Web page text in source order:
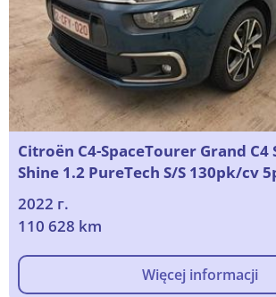
Citroën C4-SpaceTourer Grand C4
Shine 1.2 PureTech S/S 130pk/cv
2022 г.
110 628 km
Więcej informacji